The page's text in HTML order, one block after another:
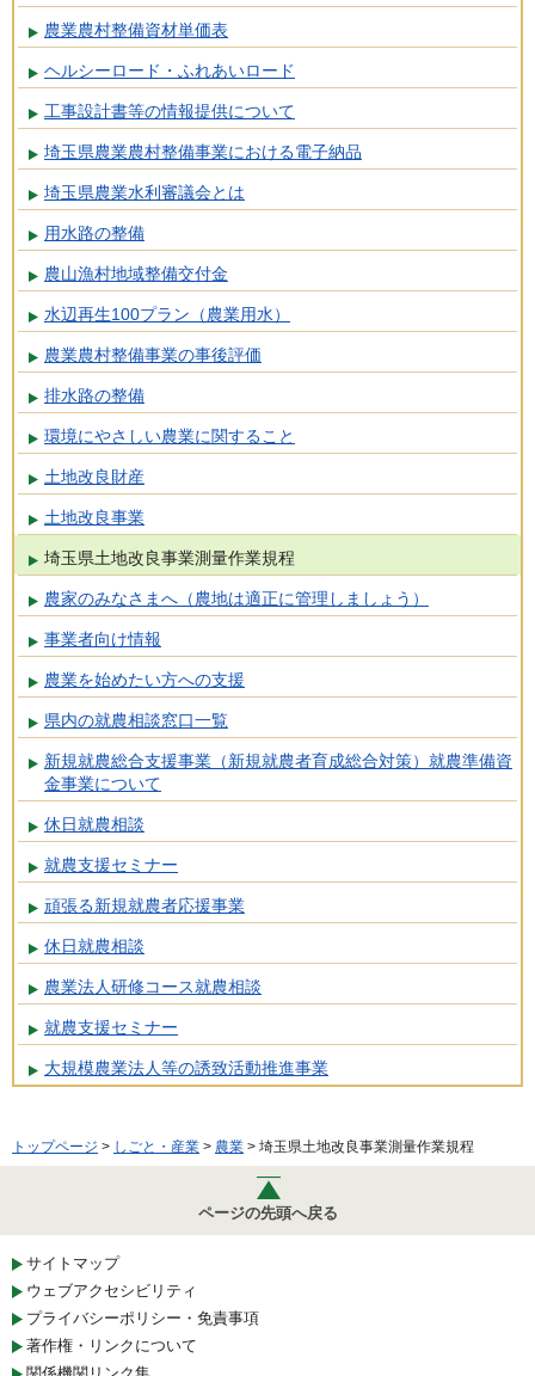
農業農村整備資材単価表
ヘルシーロード・ふれあいロード
工事設計書等の情報提供について
埼玉県農業農村整備事業における電子納品
埼玉県農業水利審議会とは
用水路の整備
農山漁村地域整備交付金
水辺再生100プラン（農業用水）
農業農村整備事業の事後評価
排水路の整備
環境にやさしい農業に関すること
土地改良財産
土地改良事業
埼玉県土地改良事業測量作業規程
農家のみなさまへ（農地は適正に管理しましょう）
事業者向け情報
農業を始めたい方への支援
県内の就農相談窓口一覧
新規就農総合支援事業（新規就農者育成総合対策）就農準備資
金事業について
休日就農相談
就農支援セミナー
頑張る新規就農者応援事業
休日就農相談
農業法人研修コース就農相談
就農支援セミナー
大規模農業法人等の誘致活動推進事業
トップページ > しごと・産業 > 農業 > 埼玉県土地改良事業測量作業規程
ページの先頭へ戻る
サイトマップ
ウェブアクセシビリティ
プライバシーポリシー・免責事項
著作権・リンクについて